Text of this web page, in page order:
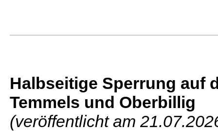
Halbseitige Sperrung auf
Temmels und Oberbillig
(veröffentlicht am